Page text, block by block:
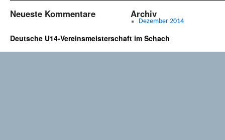
Neueste Kommentare Archiv
Dezember 2014
Deutsche U14-Vereinsmeisterschaft im Schach